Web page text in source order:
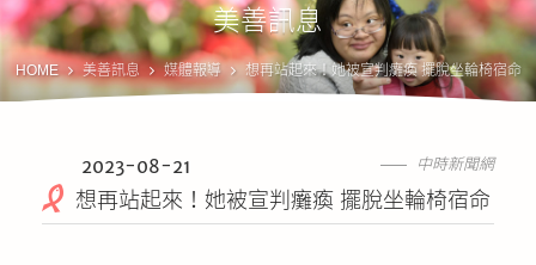
關於美善
美善服務
幫助美善
美善訊息
HOME 美善訊息 媒體報導 想再站起來！她被宣判癱瘓 擺脫坐輪椅宿命
中時新聞網
2023-08-21
想再站起來！她被宣判癱瘓 擺脫坐輪椅宿命